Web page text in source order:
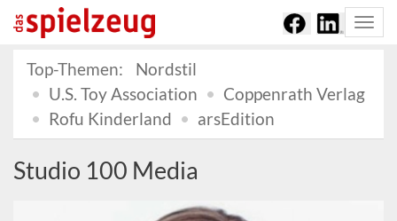
Top-Themen:
Nordstil
U.S. Toy Association
Coppenrath Verlag
Rofu Kinderland
arsEdition
Studio 100 Media